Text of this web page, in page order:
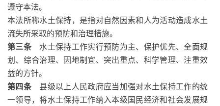
遵守本法。
本法所称水土保持，是指对自然因素和人为活动造成水土
流失所采取的预防和治理措施。
第三条 水土保持工作实行预防为主、保护优先、全面规
划、综合治理、因地制宜、突出重点、科学管理、注重效
益的方针。
第四条 县级以上人民政府应当加强对水土保持工作的统
一领导，将水土保持工作纳入本级国民经济和社会发展规